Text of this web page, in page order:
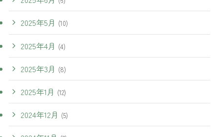
2025年5月 (10)
2025年4月 (4)
2025年3月 (8)
2025年1月 (12)
2024年12月 (5)